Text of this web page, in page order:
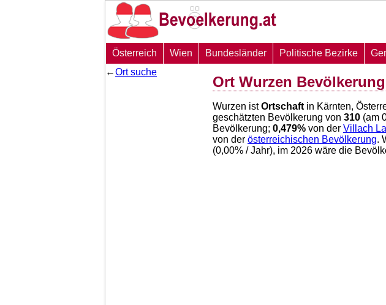
Österreich Wien Bundesländer Politische Bezirke
←Ort suche
Ort Wurzen Bevölkerung
Wurzen istOrtschaft in Kärnten,
geschätzten Bevölkerung von 310 (am
Bevölkerung; 0,479% von der Villach
von der österreichischen Bevölkerung.
(0,00% / Jahr), im 2026 wäre die